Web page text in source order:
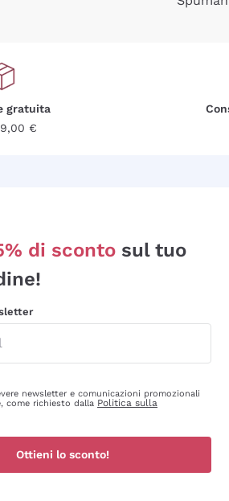
gratuita
€
di sconto sul tuo
newsletter e comunicazioni promozionali
come richiesto dalla Politica sulla
Ottieni lo sconto!